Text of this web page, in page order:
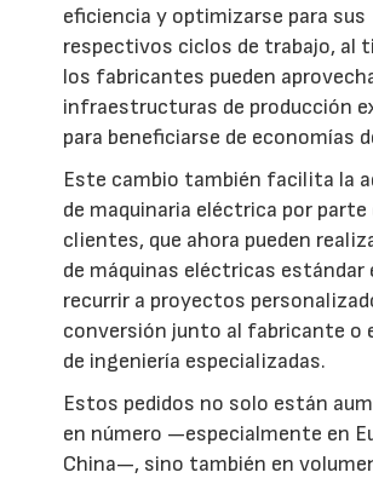
eficiencia y optimizarse para sus
respectivos ciclos de trabajo, al
los fabricantes pueden
infraestructuras de producción
para beneficiarse de economías
Este cambio también facilita la
de maquinaria eléctrica por parte
clientes, que ahora pueden
de máquinas eléctricas estándar
recurrir a proyectos
conversión junto al fabricante o
de ingeniería especializadas.
Estos pedidos no solo están
en número —especialmente en
China—, sino también en